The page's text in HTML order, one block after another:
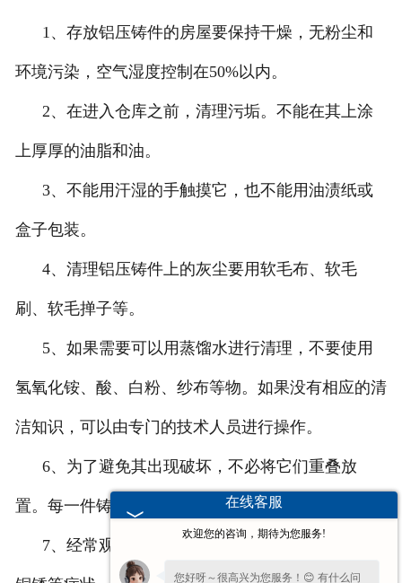
1、存放铝压铸件的房屋要保持干燥，无粉尘和
环境污染，空气湿度控制在50%以内。
2、在进入仓库之前，清理污垢。不能在其上涂
上厚厚的油脂和油。
3、不能用汗湿的手触摸它，也不能用油渍纸或
盒子包装。
4、清理铝压铸件上的灰尘要用软毛布、软毛
刷、软毛掸子等。
5、如果需要可以用蒸馏水进行清理，不要使用
氢氧化铵、酸、白粉、纱布等物。如果没有相应的清
洁知识，可以由专门的技术人员进行操作。
6、为了避免其出现破坏，不必将它们重叠放
置。每一件铸件都要放在单独的盒子里。
7、经常观察铝压铸件工艺品的变化。一旦发现
在线客服
欢迎您的咨询，期待为您服务!
您好呀～很高兴为您服务！😊 有什么问